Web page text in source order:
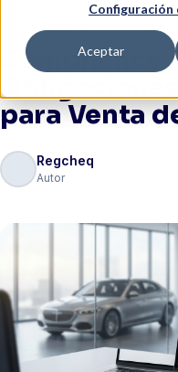
Configuración
Aceptar
schedule3 min de
Obligaciones
para Venta
Regcheq
Autor